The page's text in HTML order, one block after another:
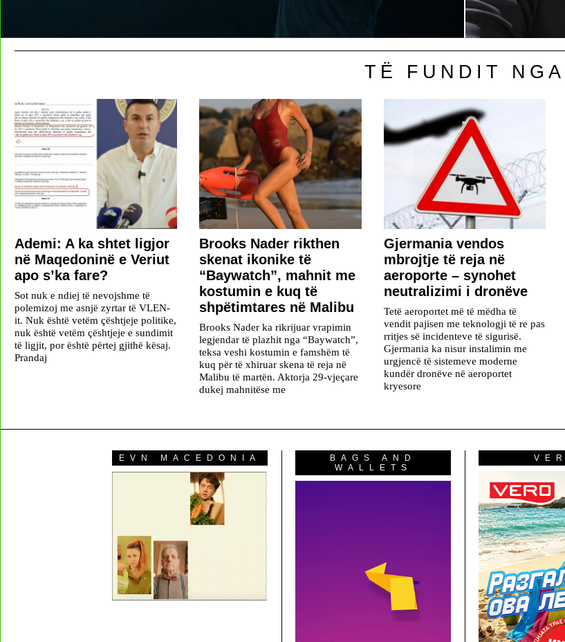
TË FUNDIT NGA
Ademi: A ka shtet ligjor
në Maqedoninë e Veriut
apo s’ka fare?
Sot nuk e ndiej të nevojshme të
polemizoj me asnjë zyrtar të VLEN-
it. Nuk është vetëm çështjeje politike,
nuk është vetëm çështjeje e sundimit
të ligjit, por është përtej gjithë kësaj.
Prandaj
Brooks Nader rikthen
skenat ikonike të
“Baywatch”, mahnit me
kostumin e kuq të
shpëtimtares në Malibu
Brooks Nader ka rikrijuar vrapimin
legjendar të plazhit nga “Baywatch”,
teksa veshi kostumin e famshëm të
kuq për të xhiruar skena të reja në
Malibu të martën. Aktorja 29-vjeçare
dukej mahnitëse me
Gjermania vendos
mbrojtje të reja në
aeroporte – synohet
neutralizimi i dronëve
Tetë aeroportet më të mëdha të
vendit pajisen me teknologji të re pas
rritjes së incidenteve të sigurisë.
Gjermania ka nisur instalimin me
urgjencë të sistemeve moderne
kundër dronëve në aeroportet
kryesore
EVN MACEDONIA
BAGS AND
WALLETS